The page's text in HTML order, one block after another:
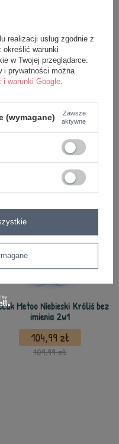
Grzechotka Metoo Niebieski
49,20 zł
Metoo Niebieski Króliś bez
imienia 2w1
104,99 zł
109,99 zł
realizacji usług zgodnie z
określić warunki
w Twojej przeglądarce.
i prywatności można
i warunki Google
(wymagane)
Zawsze
aktywne